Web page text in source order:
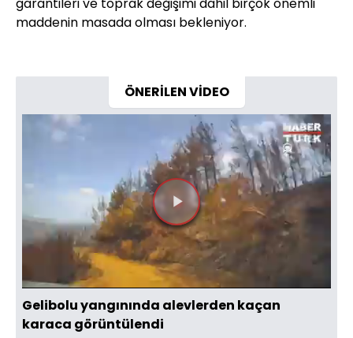
garantileri ve toprak değişimi dahil birçok önemli
maddenin masada olması bekleniyor.
ÖNERİLEN VİDEO
Videoyu
Oynat
Gelibolu yangınında alevlerden kaçan
karaca görüntülendi